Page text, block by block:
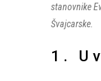
stanovnike
Švajcarske.
1.